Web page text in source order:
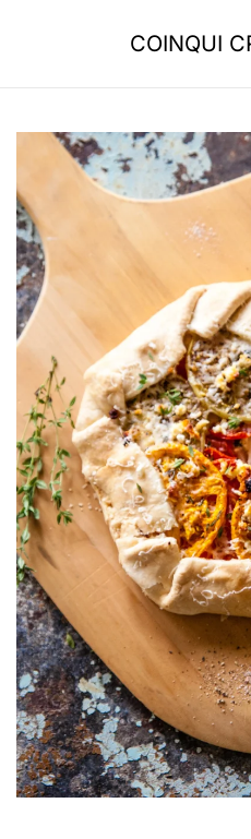
COINQUI